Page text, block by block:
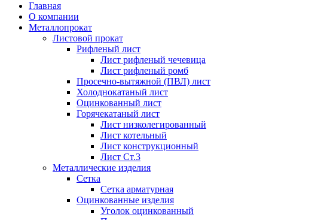
Главная
О компании
Металлопрокат
Листовой прокат
Рифленый лист
Лист рифленый чечевица
Лист рифленый ромб
Просечно-вытяжной (ПВЛ) лист
Холоднокатаный лист
Оцинкованный лист
Горячекатаный лист
Лист низколегированный
Лист котельный
Лист конструкционный
Лист Ст.3
Металлические изделия
Сетка
Сетка арматурная
Оцинкованные изделия
Уголок оцинкованный